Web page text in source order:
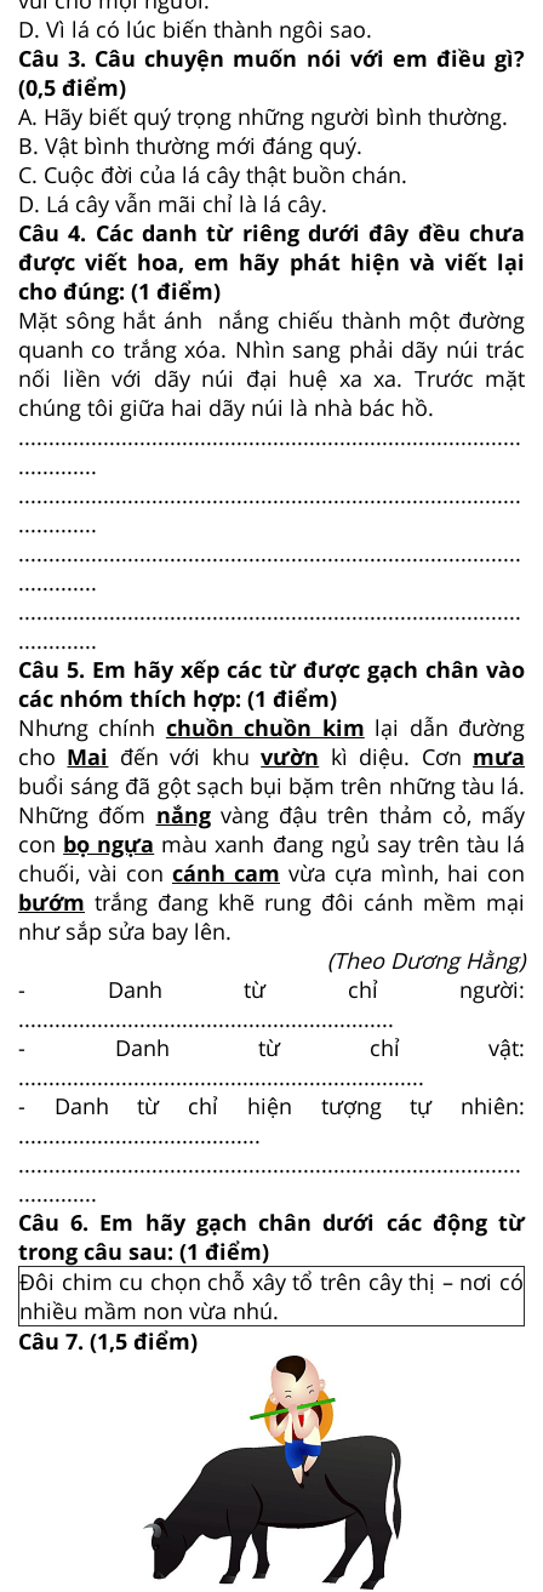
D. Vì lá có lúc biến thành ngôi sao.
Câu 3. Câu chuyện muốn nói với em điều gì?
(0,5 điểm)
A. Hãy biết quý trọng những người bình thường.
B. Vật bình thường mới đáng quý.
C. Cuộc đời của lá cây thật buồn chán.
D. Lá cây vẫn mãi chỉ là lá cây.
Câu 4. Các danh từ riêng dưới đây đều chưa
được viết hoa, em hãy phát hiện và viết lại
cho đúng: (1 điểm)
Mặt sông hắt ánh nắng chiếu thành một đường
quanh co trắng xóa. Nhìn sang phải dãy núi trác
nối liền với dãy núi đại huệ xa xa. Trước mặt
chúng tôi giữa hai dãy núi là nhà bác hồ.
...................................................................................
.............
...................................................................................
.............
...................................................................................
.............
...................................................................................
.............
Câu 5. Em hãy xếp các từ được gạch chân vào
các nhóm thích hợp: (1 điểm)
Nhưng chính chuồn chuồn kim lại dẫn đường
cho Mai đến với khuvườn kì diệu. Cơn mưa
buổi sáng đã gột sạch bụi bặm trên những tàu lá.
Những đốm nắngvàng đậu trên thảm cỏ, mấy
con bọ ngựa màu xanh đang ngủ say trên tàu lá
chuối, vài con cánh cam vừa cựa mình, hai con
bướm trắng đang khẽ rung đôi cánh mềm mại
như sắp sửa bay lên.
(Theo Dương Hằng)
- Danh từ chỉ người:
..............................................................
- Danh từ chỉ vật:
...................................................................
- Danh từ chỉ hiện tượng tự nhiên:
........................................
...................................................................................
.............
Câu 6. Em hãy gạch chân dưới các động từ
trong câu sau: (1 điểm)
Đôi chim cu chọn chỗ xây tổ trên cây thị – nơi có
nhiều mầm non vừa nhú.
Câu 7. (1,5 điểm)